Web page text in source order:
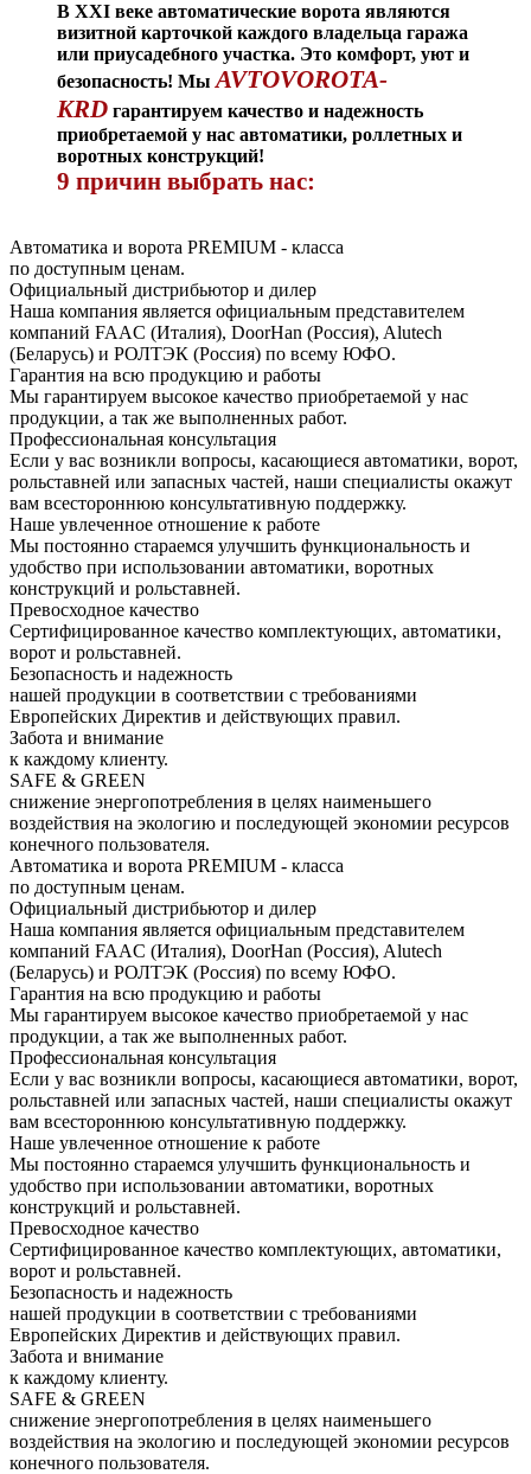
В XXI веке автоматические ворота являются
визитной карточкой каждого владельца гаража
или приусадебного участка. Это комфорт, уют и
безопасность! Мы AVTOVOROTA-
KRD гарантируем качество и надежность
приобретаемой у нас автоматики, роллетных и
воротных конструкций!
9 причин выбрать нас:
Автоматика и ворота PREMIUM - класса
по доступным ценам.
Официальный дистрибьютор и дилер
Наша компания является официальным представителем
компаний FAAC (Италия), DoorHan (Россия), Alutech
(Беларусь) и РОЛТЭК (Россия) по всему ЮФО.
Гарантия на всю продукцию и работы
Мы гарантируем высокое качество приобретаемой у нас
продукции, а так же выполненных работ.
Профессиональная консультация
Если у вас возникли вопросы, касающиеся автоматики, ворот,
рольставней или запасных частей, наши специалисты окажут
вам всестороннюю консультативную поддержку.
Наше увлеченное отношение к работе
Мы постоянно стараемся улучшить функциональность и
удобство при использовании автоматики, воротных
конструкций и рольставней.
Превосходное качество
Сертифицированное качество комплектующих, автоматики,
ворот и рольставней.
Безопасность и надежность
нашей продукции в соответствии с требованиями
Европейских Директив и действующих правил.
Забота и внимание
к каждому клиенту.
SAFE & GREEN
снижение энергопотребления в целях наименьшего
воздействия на экологию и последующей экономии ресурсов
конечного пользователя.
Автоматика и ворота PREMIUM - класса
по доступным ценам.
Официальный дистрибьютор и дилер
Наша компания является официальным представителем
компаний FAAC (Италия), DoorHan (Россия), Alutech
(Беларусь) и РОЛТЭК (Россия) по всему ЮФО.
Гарантия на всю продукцию и работы
Мы гарантируем высокое качество приобретаемой у нас
продукции, а так же выполненных работ.
Профессиональная консультация
Если у вас возникли вопросы, касающиеся автоматики, ворот,
рольставней или запасных частей, наши специалисты окажут
вам всестороннюю консультативную поддержку.
Наше увлеченное отношение к работе
Мы постоянно стараемся улучшить функциональность и
удобство при использовании автоматики, воротных
конструкций и рольставней.
Превосходное качество
Сертифицированное качество комплектующих, автоматики,
ворот и рольставней.
Безопасность и надежность
нашей продукции в соответствии с требованиями
Европейских Директив и действующих правил.
Забота и внимание
к каждому клиенту.
SAFE & GREEN
снижение энергопотребления в целях наименьшего
воздействия на экологию и последующей экономии ресурсов
конечного пользователя.